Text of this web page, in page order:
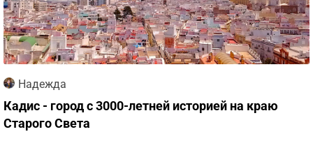
Надежда
Кадис - город с 3000-летней историей на краю
Старого Света